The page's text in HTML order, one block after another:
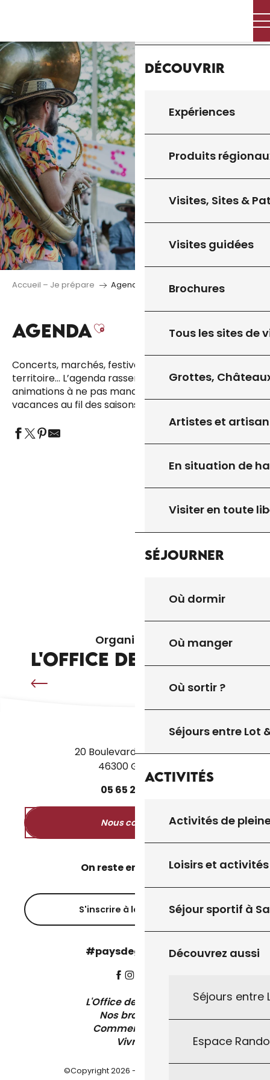
principal
Découvrir
Expériences
Produits
Visites, Sites &
Visites guidées
Brochures
Tous les sites de
Grottes,
Artistes et
En situation de
Visiter en toute
Séjourner
Où dormir
Où manger
Où sortir ?
Séjours entre Lot
Activités
Activités de
Loisirs et activités
Séjour sportif à
Découvrez aussi
Séjours entre
Espace
Accueil – Je prépare Agenda
AGENDAAjouter aux favoris
Concerts, marchés, festivals, temps forts du
territoire… L’agenda rassemble toutes les
animations à ne pas manquer, pour rythmer vos
vacances au fil des saisons.
TOUT L’AGENDA
Organisés par
L'OFFICE DE TOURISME
VISITES GUIDÉES
20 Boulevard des Martyrs
46300 Gourdon
05 65 27
Nous contacter
On reste en contact ?
S'inscrire à la newsletter
#paysdegourdon !
L'Office de Tourisme
Nos brochures
Comment venir ?
Vivre ici
©Copyright 2026 - Pays de Gourdon